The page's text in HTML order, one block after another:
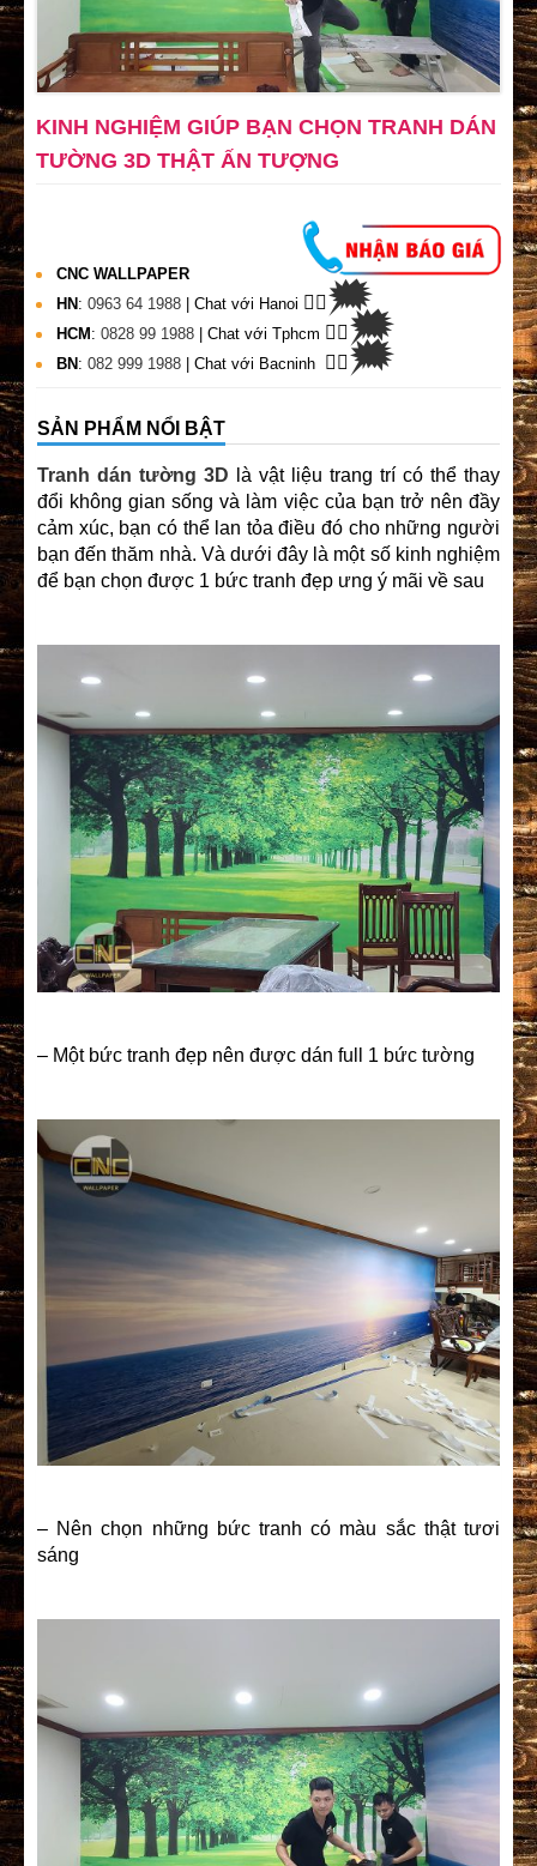
KINH NGHIỆM GIÚP BẠN CHỌN TRANH DÁN
TƯỜNG 3D THẬT ẤN TƯỢNG
CNC WALLPAPER
HN : 0963 64 1988 | Chat với Hanoi 👉🏽🗯
HCM : 0828 99 1988 | Chat với Tphcm 👉🏽🗯
BN : 082 999 1988 | Chat với Bacninh 👉🏽🗯
SẢN PHẨM NỔI BẬT
Tranh dán tường 3D là vật liệu trang trí có thể thay
đổi không gian sống và làm việc của bạn trở nên đầy
cảm xúc, bạn có thể lan tỏa điều đó cho những người
bạn đến thăm nhà. Và dưới đây là một số kinh nghiệm
để bạn chọn được 1 bức tranh đẹp ưng ý mãi về sau
– Một bức tranh đẹp nên được dán full 1 bức tường
– Nên chọn những bức tranh có màu sắc thật tươi
sáng